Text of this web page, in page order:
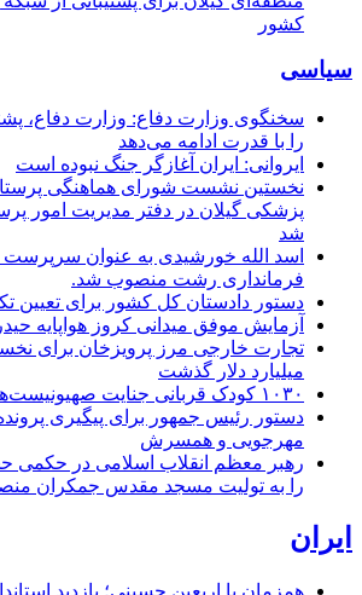
كشور
سیاسی
سخنگوی وزارت دفاع: وزارت دفاع،
را با قدرت ادامه می‌دهد
ایروانی: ایران آغازگر جنگ نبوده است
نخستین نشست شورای هماهنگی
پزشکی گیلان در دفتر مدیریت امور
شد
اسد الله خورشیدی به عنوان
فرمانداری رشت منصوب شد.
دستور دادستان کل کشور برای تعیین
آزمایش موفق میدانی کروز هواپایه حیدر
تجارت خارجی مرز پرویزخان برای
میلیارد دلار گذشت
۱۰۳۰ کودک قربانی جنایت صهیونیست‌ها
دستور رئیس جمهور برای پیگیری
مهرجویی و همسرش
رهبر معظم انقلاب اسلامی در حکمی
را به تولیت مسجد مقدس جمکران
ایران
همزمان با اربعین حسینی؛ بازدید